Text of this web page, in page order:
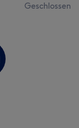
Geschlossen